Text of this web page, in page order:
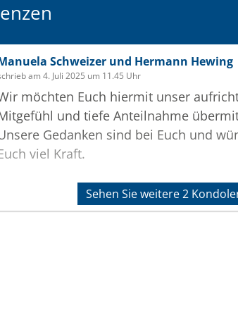
Schweizer und Hermann Hewing
am 4. Juli 2025 um 11.45 Uhr
möchten Euch hiermit unser
und tiefe Anteilnahme
Gedanken sind bei Euch und
viel Kraft.
Sehen Sie weitere 2